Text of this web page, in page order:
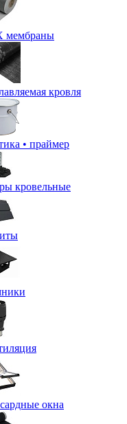
кровля
• праймер
кровельные
окна